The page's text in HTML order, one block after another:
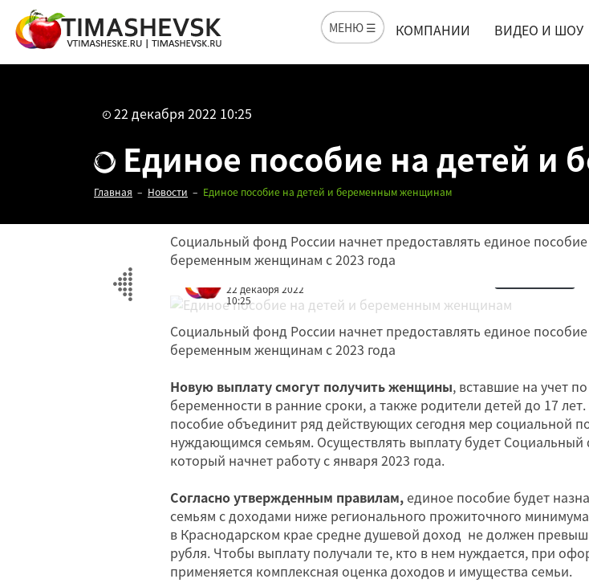
МЕНЮ ☰ КОМПАНИИ ВИДЕО И ШОУ
22 декабря 2022 10:25
Единое пособие на детей
Главная Новости Единое пособие на детей и беременным женщинам
Социальный фонд России начнет предоставлять единое
беременным женщинам с 2023 года
22 декабря 2022
10:25
Социальный фонд России начнет предоставлять единое
беременным женщинам с 2023 года
Новую выплату смогут получить женщины, вставшие на учет по
беременности в ранние сроки, а также родители детей до 17
пособие объединит ряд действующих сегодня мер социальной
нуждающимся семьям. Осуществлять выплату будет
который начнет работу с января 2023 года.
Согласно утвержденным правилам,единое пособие будет
семьям с доходами ниже регионального прожиточного
в Краснодарском крае средне душевой доход не должен
рубля. Чтобы выплату получали те, кто в нем нуждается, при
применяется комплексная оценка доходов и имущества семьи.